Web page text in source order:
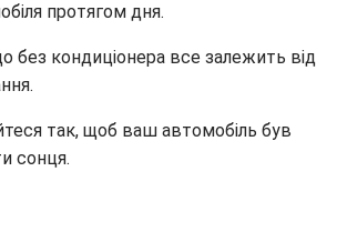
протягом дня.
без кондиціонера все залежить від
так, щоб ваш автомобіль був
сонця.